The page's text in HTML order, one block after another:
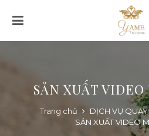
SẢN XUẤT
Trang chủ
DỊCH VỤ
SẢN XUẤT VIDEO